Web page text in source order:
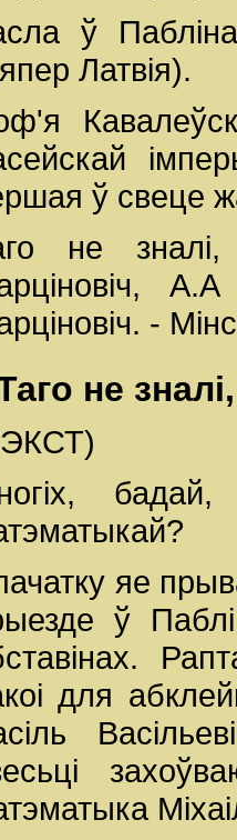
ў
Латвія).
ў свеце
не
-
не
бадай,
яе
ў
для